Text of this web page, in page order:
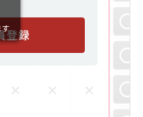
登録
す